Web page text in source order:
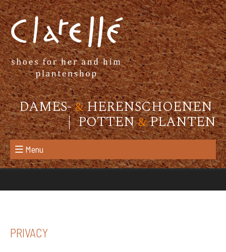
DAMES-&HERENSCHOENEN
| POTTEN&PLANTEN
Menu
PRIVACY